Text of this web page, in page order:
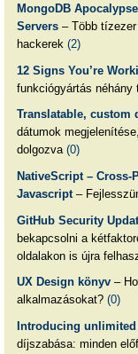
MongoDB
Servers– Több tízezer
hackerek (2)
12 Signs You’re
funkciógyártás néhány
Translatable, custom
dátumok
dolgozva (0)
NativeScript –
Javascript–
GitHub Security
bekapcsolni a
oldalakon is újra
UX Design könyv–
alkalmazásokat? (0)
Introducing
díjszabása: minden